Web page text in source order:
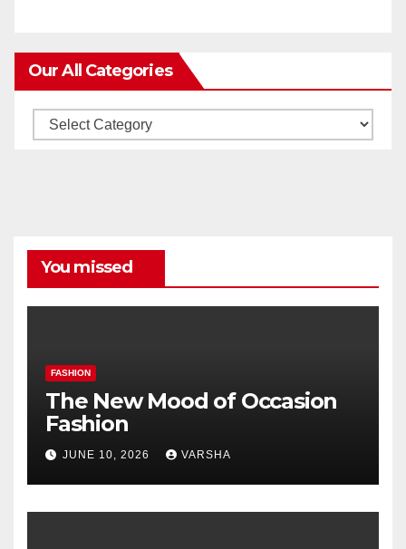
Our All Categories
Our
You missed
FASHION
The New Mood of Occasion
Fashion
JUNE 10, 2026 VARSHA